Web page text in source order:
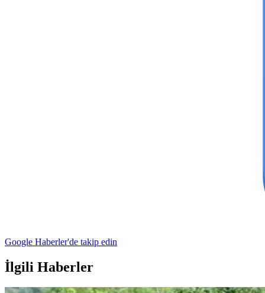
Google Haberler'de takip edin
İlgili Haberler